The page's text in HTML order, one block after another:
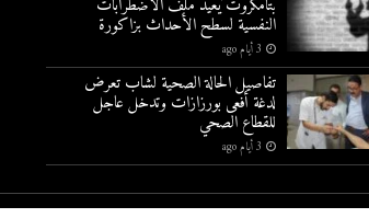
بتامكروت يعيد ملف الاضطرابات
النفسية لسطح الأحداث بزاكورة
3 أيام ago
تفاصيل الحالة الصحية لشاب تعرض
لدغة أفعى بورزازات وتدخل عاجل
للقطاع الصحي
3 أيام ago